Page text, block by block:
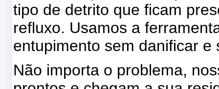
tipo de detrito que ficam
refluxo. Usamos a
entupimento sem danificar
Não importa o problema,